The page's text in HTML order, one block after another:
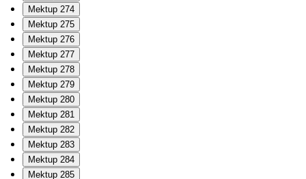
Mektup 274
Mektup 275
Mektup 276
Mektup 277
Mektup 278
Mektup 279
Mektup 280
Mektup 281
Mektup 282
Mektup 283
Mektup 284
Mektup 285